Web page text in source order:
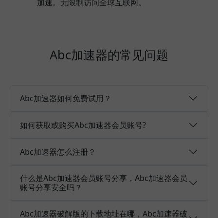
加速。无限制访问全球互联网。
Abc加速器的常见问题
Abc加速器如何免费试用？
如何获取或购买Abc加速器会员账号?
Abc加速器怎么注册？
什么是Abc加速器会员账号分享，Abc加速器会员
账号分享安全吗？
Abc加速器破解版的下载地址在哪，Abc加速器破